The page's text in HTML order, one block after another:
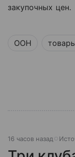
закупочных цен.
ООН
16 часов назад